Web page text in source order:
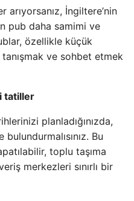
İngiltere’nin
pub daha samimi ve
özellikle küçük
ve sohbet etmek
tatiller
planladığınızda,
Bu
toplu taşıma
merkezleri sınırlı bir